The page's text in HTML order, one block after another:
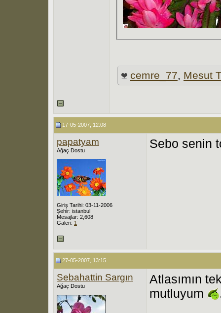
cemre_77, Mesut
17-05-2007, 12:08
papatyam
Ağaç Dostu
Giriş Tarihi: 03-11-2006
Şehir: istanbul
Mesajlar: 2,608
Galeri: 1
Sebo senin
27-05-2007, 13:15
Sebahattin Sargın
Ağaç Dostu
Atlasımın
mutluyum